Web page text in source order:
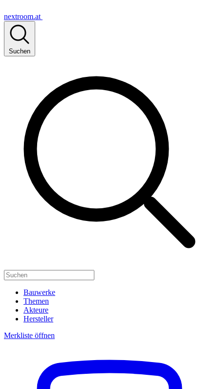
nextroom.at
Suchen
Bauwerke
Themen
Akteure
Hersteller
Merkliste öffnen